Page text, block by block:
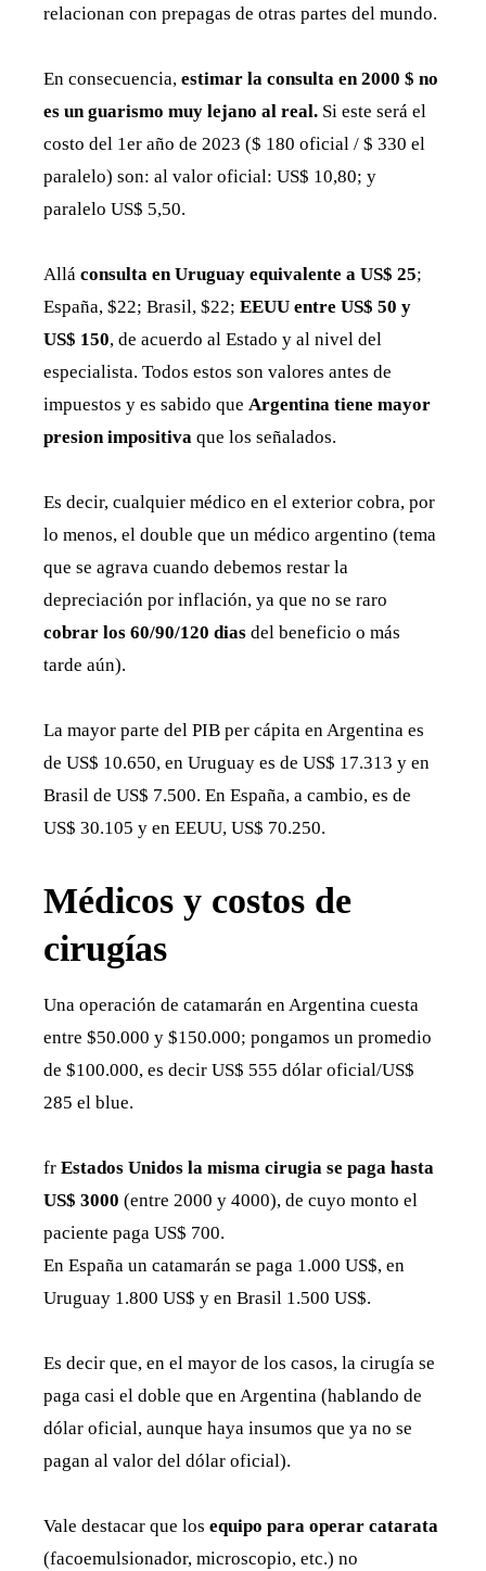
relacionan con prepagas de otras partes del mundo.
En consecuencia, estimar la consulta en 2000 $ no
es un guarismo muy lejano al real. Si este será el
costo del 1er año de 2023 ($ 180 oficial / $ 330 el
paralelo) son: al valor oficial: US$ 10,80; y
paralelo US$ 5,50.
Allá consulta en Uruguay equivalente a US$ 25;
España, $22; Brasil, $22; EEUU entre US$ 50 y
US$ 150, de acuerdo al Estado y al nivel del
especialista. Todos estos son valores antes de
impuestos y es sabido que Argentina tiene mayor
presion impositiva que los señalados.
Es decir, cualquier médico en el exterior cobra, por
lo menos, el double que un médico argentino (tema
que se agrava cuando debemos restar la
depreciación por inflación, ya que no se raro
cobrar los 60/90/120 dias del beneficio o más
tarde aún).
La mayor parte del PIB per cápita en Argentina es
de US$ 10.650, en Uruguay es de US$ 17.313 y en
Brasil de US$ 7.500. En España, a cambio, es de
US$ 30.105 y en EEUU, US$ 70.250.
Médicos y costos de
cirugías
Una operación de catamarán en Argentina cuesta
entre $50.000 y $150.000; pongamos un promedio
de $100.000, es decir US$ 555 dólar oficial/US$
285 el blue.
fr Estados Unidos la misma cirugia se paga hasta
US$ 3000 (entre 2000 y 4000), de cuyo monto el
paciente paga US$ 700.
En España un catamarán se paga 1.000 US$, en
Uruguay 1.800 US$ y en Brasil 1.500 US$.
Es decir que, en el mayor de los casos, la cirugía se
paga casi el doble que en Argentina (hablando de
dólar oficial, aunque haya insumos que ya no se
pagan al valor del dólar oficial).
Vale destacar que los equipo para operar catarata
(facoemulsionador, microscopio, etc.) no